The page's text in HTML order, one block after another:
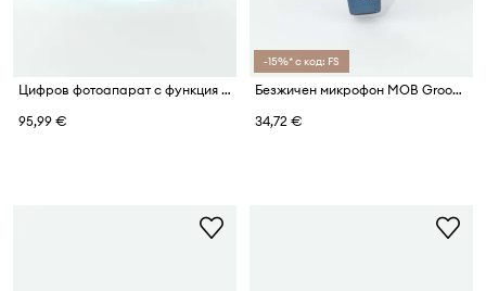
Цифров фотоапарат с функция за печат MOB Instant Cam Pixiprint
95,99 €
-15%* с код: FS
Безжичен микрофон MOB Groovy
34,72 €